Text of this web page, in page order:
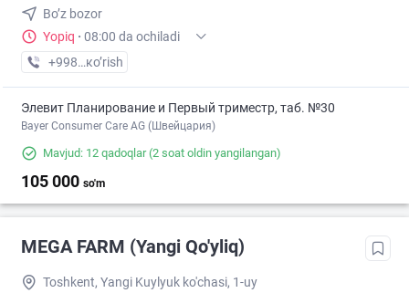
Bo’z bozor
Yopiq · 08:00 da ochiladi
+998 (55) XXX-XX-XX
кo’rish
Элевит Планирование и Первый триместр, таб. №30
Bayer Consumer Care AG (Швейцария)
Mavjud: 12 qadoqlar(2 soat oldin yangilangan)
105 000 so'm
MEGA FARM (Yangi Qo'yliq)
Toshkent, Yangi Kuylyuk ko'chasi, 1-uy